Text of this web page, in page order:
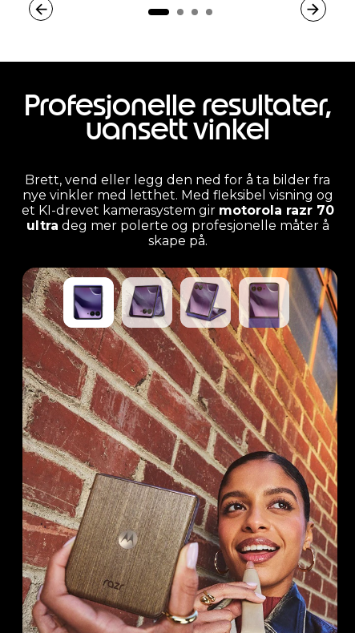
Profesjonelle resultater,
uansett vinkel
Brett, vend eller legg den ned for å ta bilder fra
nye vinkler med letthet. Med fleksibel visning og
et KI-drevet kamerasystem gir motorola razr 70
ultra deg mer polerte og profesjonelle måter å
skape på.